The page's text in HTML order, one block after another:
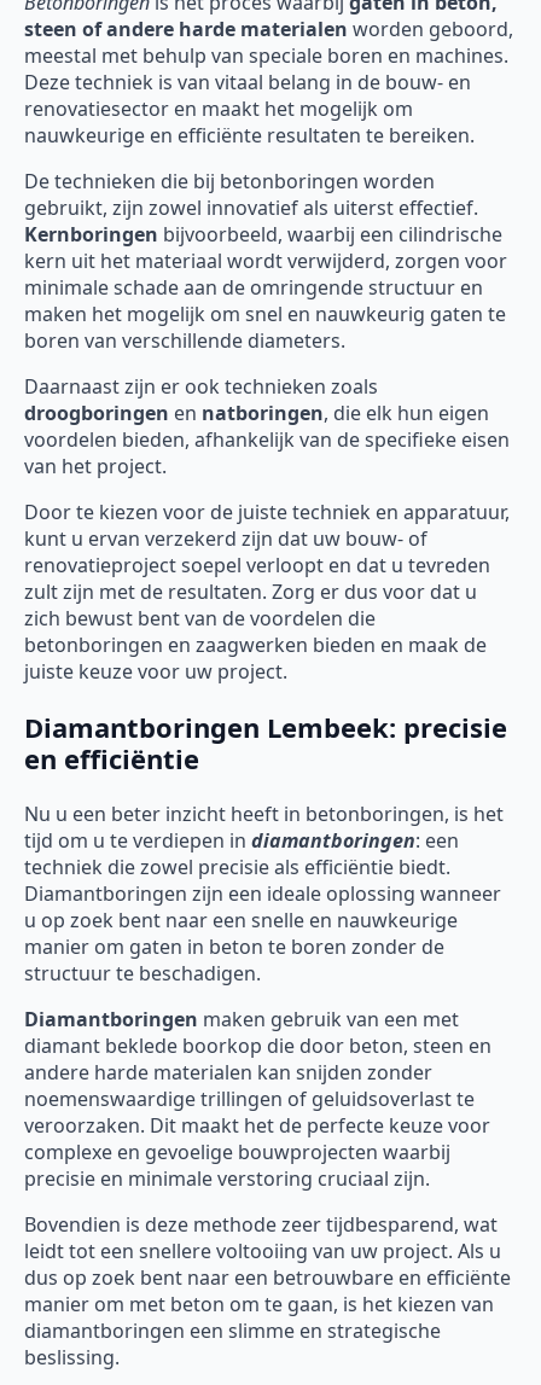
steen of andere harde materialen worden geboord,
meestal met behulp van speciale boren en machines.
Deze techniek is van vitaal belang in de bouw- en
renovatiesector en maakt het mogelijk om
nauwkeurige en efficiënte resultaten te bereiken.
De technieken die bij betonboringen worden
gebruikt, zijn zowel innovatief als uiterst effectief.
Kernboringen bijvoorbeeld, waarbij een cilindrische
kern uit het materiaal wordt verwijderd, zorgen voor
minimale schade aan de omringende structuur en
maken het mogelijk om snel en nauwkeurig gaten te
boren van verschillende diameters.
Daarnaast zijn er ook technieken zoals
droogboringen en natboringen, die elk hun eigen
voordelen bieden, afhankelijk van de specifieke eisen
van het project.
Door te kiezen voor de juiste techniek en apparatuur,
kunt u ervan verzekerd zijn dat uw bouw- of
renovatieproject soepel verloopt en dat u tevreden
zult zijn met de resultaten. Zorg er dus voor dat u
zich bewust bent van de voordelen die
betonboringen en zaagwerken bieden en maak de
juiste keuze voor uw project.
Diamantboringen Lembeek: precisie
en efficiëntie
Nu u een beter inzicht heeft in betonboringen, is het
tijd om u te verdiepen in diamantboringen: een
techniek die zowel precisie als efficiëntie biedt.
Diamantboringen zijn een ideale oplossing wanneer
u op zoek bent naar een snelle en nauwkeurige
manier om gaten in beton te boren zonder de
structuur te beschadigen.
Diamantboringen maken gebruik van een met
diamant beklede boorkop die door beton, steen en
andere harde materialen kan snijden zonder
noemenswaardige trillingen of geluidsoverlast te
veroorzaken. Dit maakt het de perfecte keuze voor
complexe en gevoelige bouwprojecten waarbij
precisie en minimale verstoring cruciaal zijn.
Bovendien is deze methode zeer tijdbesparend, wat
leidt tot een snellere voltooiing van uw project. Als u
dus op zoek bent naar een betrouwbare en efficiënte
manier om met beton om te gaan, is het kiezen van
diamantboringen een slimme en strategische
beslissing.